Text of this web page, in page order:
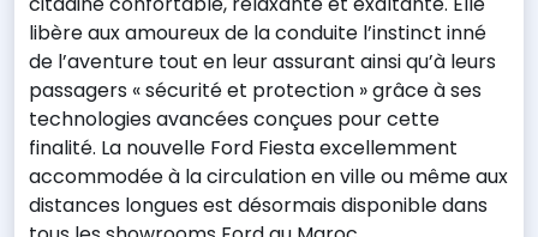
libère aux amoureux de la conduite l’instinct inné
de l’aventure tout en leur assurant ainsi qu’à leurs
passagers « sécurité et protection » grâce à ses
technologies avancées conçues pour cette
finalité. La nouvelle Ford Fiesta excellemment
accommodée à la circulation en ville ou même aux
distances longues est désormais disponible dans